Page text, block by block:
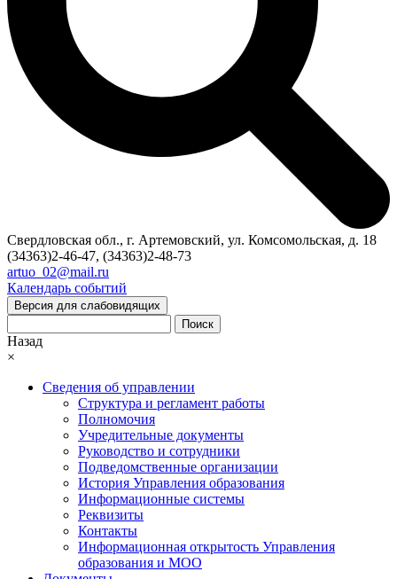
Свердловская обл., г. Артемовский, ул. Комсомольская, д. 18
(34363)2-46-47, (34363)2-48-73
artuo_02@mail.ru
Календарь событий
Версия для слабовидящих
Поиск
Назад
×
Сведения об управлении
Структура и регламент работы
Полномочия
Учредительные документы
Руководство и сотрудники
Подведомственные организации
История Управления образования
Информационные системы
Реквизиты
Контакты
Информационная открытость Управления
образования и МОО